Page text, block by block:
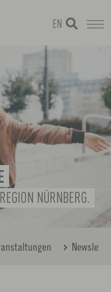
EN
NÜRNBERG.
Newsletter